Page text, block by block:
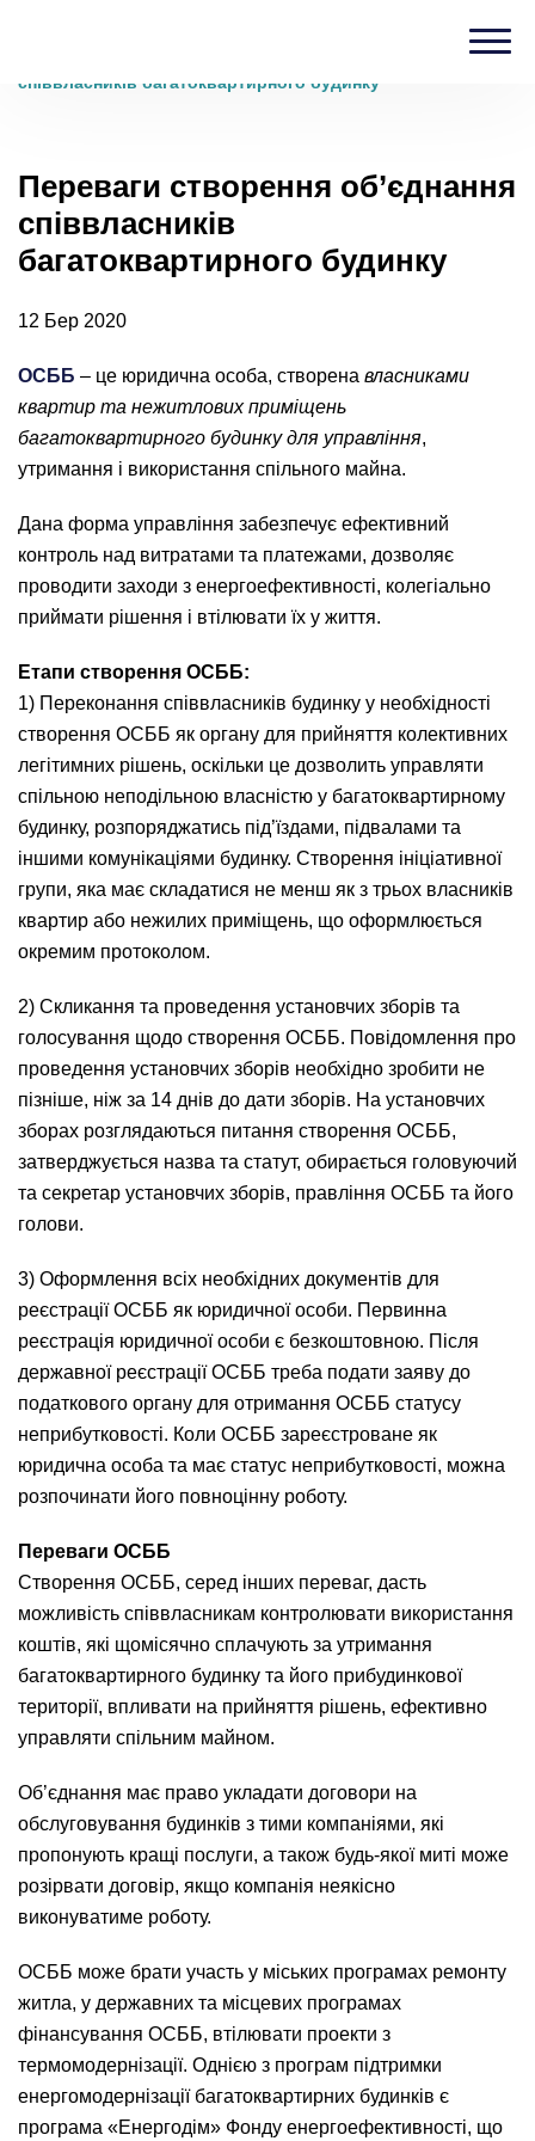
співвласників багатоквартирного будинку
Переваги створення об’єднання
співвласників
багатоквартирного будинку
12 Бер 2020
ОСББ – це юридична особа, створена власниками
квартир та нежитлових приміщень
багатоквартирного будинку для управління,
утримання і використання спільного майна.
Дана форма управління забезпечує ефективний
контроль над витратами та платежами, дозволяє
проводити заходи з енергоефективності, колегіально
приймати рішення і втілювати їх у життя.
Етапи створення ОСББ:
1) Переконання співвласників будинку у необхідності
створення ОСББ як органу для прийняття колективних
легітимних рішень, оскільки це дозволить управляти
спільною неподільною власністю у багатоквартирному
будинку, розпоряджатись під’їздами, підвалами та
іншими комунікаціями будинку. Створення ініціативної
групи, яка має складатися не менш як з трьох власників
квартир або нежилих приміщень, що оформлюється
окремим протоколом.
2) Скликання та проведення установчих зборів та
голосування щодо створення ОСББ. Повідомлення про
проведення установчих зборів необхідно зробити не
пізніше, ніж за 14 днів до дати зборів. На установчих
зборах розглядаються питання створення ОСББ,
затверджується назва та статут, обирається головуючий
та секретар установчих зборів, правління ОСББ та його
голови.
3) Оформлення всіх необхідних документів для
реєстрації ОСББ як юридичної особи. Первинна
реєстрація юридичної особи є безкоштовною. Після
державної реєстрації ОСББ треба подати заяву до
податкового органу для отримання ОСББ статусу
неприбутковості. Коли ОСББ зареєстроване як
юридична особа та має статус неприбутковості, можна
розпочинати його повноцінну роботу.
Переваги ОСББ
Створення ОСББ, серед інших переваг, дасть
можливість співвласникам контролювати використання
коштів, які щомісячно сплачують за утримання
багатоквартирного будинку та його прибудинкової
території, впливати на прийняття рішень, ефективно
управляти спільним майном.
Об’єднання має право укладати договори на
обслуговування будинків з тими компаніями, які
пропонують кращі послуги, а також будь-якої миті може
розірвати договір, якщо компанія неякісно
виконуватиме роботу.
ОСББ може брати участь у міських програмах ремонту
житла, у державних та місцевих програмах
фінансування ОСББ, втілювати проекти з
термомодернізації. Однією з програм підтримки
енергомодернізації багатоквартирних будинків є
програма «Енергодім» Фонду енергоефективності, що